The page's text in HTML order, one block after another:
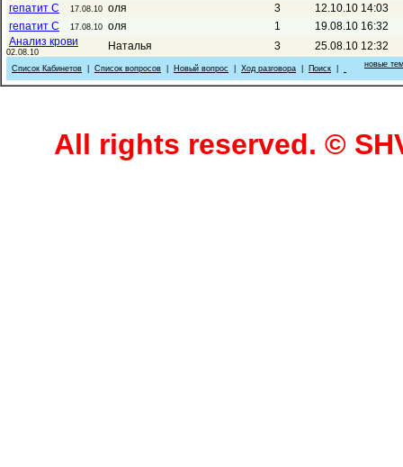
гепатит С
17.08.10 оля 3
12.10.10 14:03
гепатит С
17.08.10 оля 1
19.08.10 16:32
Анализ крови
02.08.10 Наталья 3 25.08.10 12:32
Список Кабинетов Список вопросов Новый вопрос Ход разговора Поиск новые
All rights reserved. ©